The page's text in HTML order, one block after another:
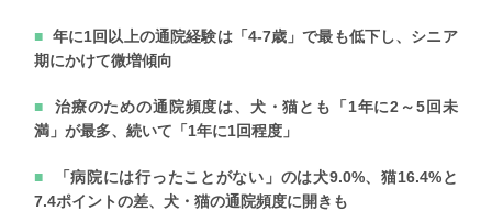
年に1回以上の通院経験は「4-7歳」で最も低下し、シニア
期にかけて微増傾向
治療のための通院頻度は、犬・猫とも「1年に2～5回未
満」が最多、続いて「1年に1回程度」
「病院には行ったことがない」のは犬9.0%、猫16.4%と
7.4ポイントの差、犬・猫の通院頻度に開きも